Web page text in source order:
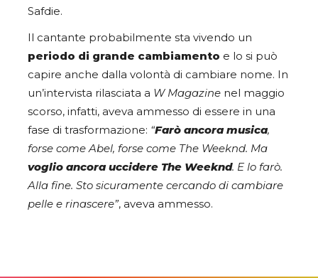
Safdie.
Il cantante probabilmente sta vivendo un
periodo di grande cambiamento e lo si può
capire anche dalla volontà di cambiare nome. In
un’intervista rilasciata a W Magazine nel maggio
scorso, infatti, aveva ammesso di essere in una
fase di trasformazione: “Farò ancora musica,
forse come Abel, forse come The Weeknd. Ma
voglio ancora uccidere The Weeknd. E lo farò.
Alla fine. Sto sicuramente cercando di cambiare
pelle e rinascere”, aveva ammesso.